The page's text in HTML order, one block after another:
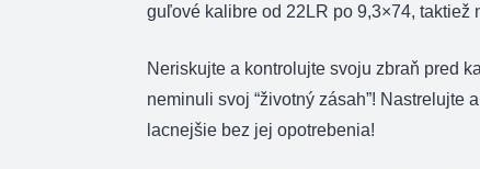
guľové kalibre od 22LR po 9,3×74, taktiež
Neriskujte a kontrolujte svoju zbraň pred
neminuli svoj “životný zásah”! Nastrelujte
lacnejšie bez jej opotrebenia!